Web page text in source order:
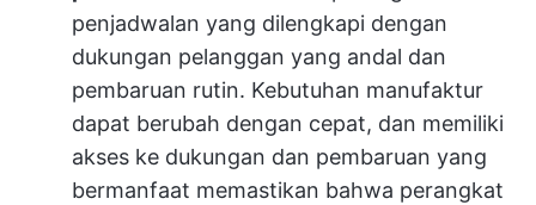
penjadwalan yang dilengkapi dengan
dukungan pelanggan yang andal dan
pembaruan rutin. Kebutuhan manufaktur
dapat berubah dengan cepat, dan memiliki
akses ke dukungan dan pembaruan yang
bermanfaat memastikan bahwa perangkat